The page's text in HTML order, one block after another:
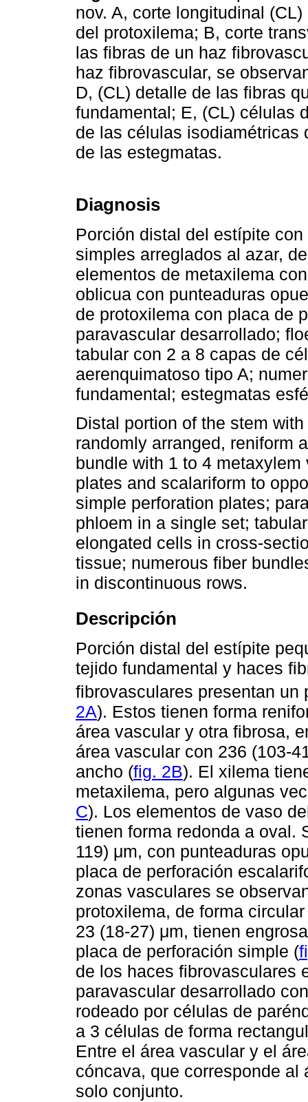
nov. A, corte longitudinal
del protoxilema; B, corte
las fibras de un haz
haz fibrovascular, se
D, (CL) detalle de las fibras
fundamental; E, (CL) células
de las células isodiamétricas
de las estegmatas.
Diagnosis
Porción distal del estípite
simples arreglados al azar,
elementos de metaxilema
oblicua con punteaduras
de protoxilema con placa de
paravascular desarrollado;
tabular con 2 a 8 capas de
aerenquimatoso tipo A;
fundamental; estegmatas
Distal portion of the stem
randomly arranged, reniform
bundle with 1 to 4
plates and scalariform to
simple perforation plates;
phloem in a single set;
elongated cells in cross-
tissue; numerous fiber
in discontinuous rows.
Descripción
Porción distal del estípite
tejido fundamental y haces
fibrovasculares presentan un
2A). Estos tienen forma
área vascular y otra fibrosa,
área vascular con 236 (103-
ancho (fig. 2B). El xilema
metaxilema, pero algunas
C). Los elementos de vaso
tienen forma redonda a oval.
119) μm, con punteaduras
placa de perforación
zonas vasculares se
protoxilema, de forma
23 (18-27) μm, tienen
placa de perforación simple (
de los haces fibrovasculares
paravascular desarrollado
rodeado por células de
a 3 células de forma
Entre el área vascular y el
cóncava, que corresponde al
solo conjunto.